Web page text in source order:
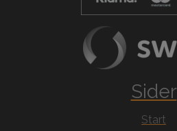
Sider
Start